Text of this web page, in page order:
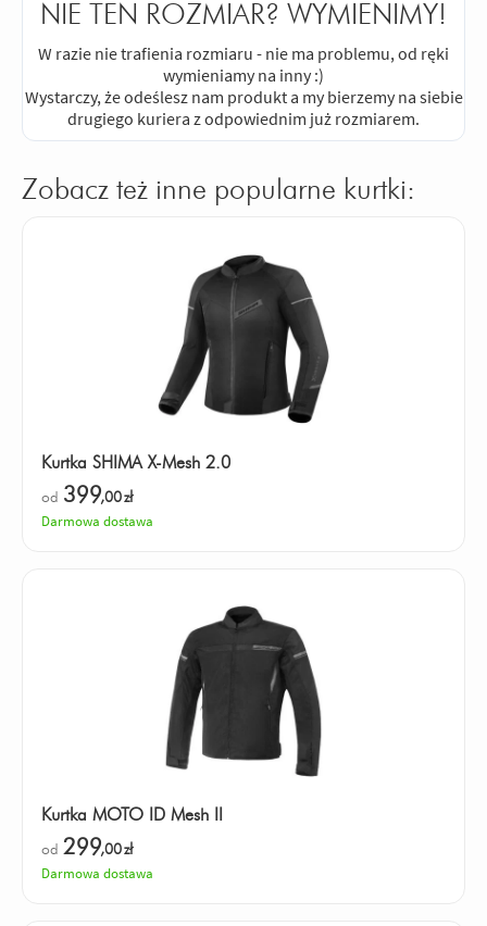
NIE TEN ROZMIAR? WYMIENIMY!
W razie nie trafienia rozmiaru - nie ma problemu, od ręki
wymieniamy na inny :)
Wystarczy, że odeślesz nam produkt a my bierzemy na siebie
drugiego kuriera z odpowiednim już rozmiarem.
Zobacz też inne popularne kurtki:
Kurtka SHIMA X-Mesh 2.0
od 399,00zł
Darmowa dostawa
Kurtka MOTO ID Mesh II
od 299,00zł
Darmowa dostawa